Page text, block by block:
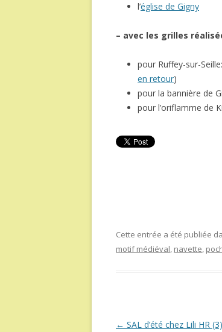
l’église de Gigny
– avec les grilles
pour Ruffey-sur-
en retour)
pour la bannière de
pour l’oriflamme de
Cette entrée a été publiée
motif médiéval, navette,
Navigation
← SAL d’été chez Lili HR (3)